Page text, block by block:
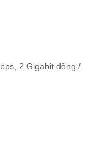
2 Gigabit đồng /